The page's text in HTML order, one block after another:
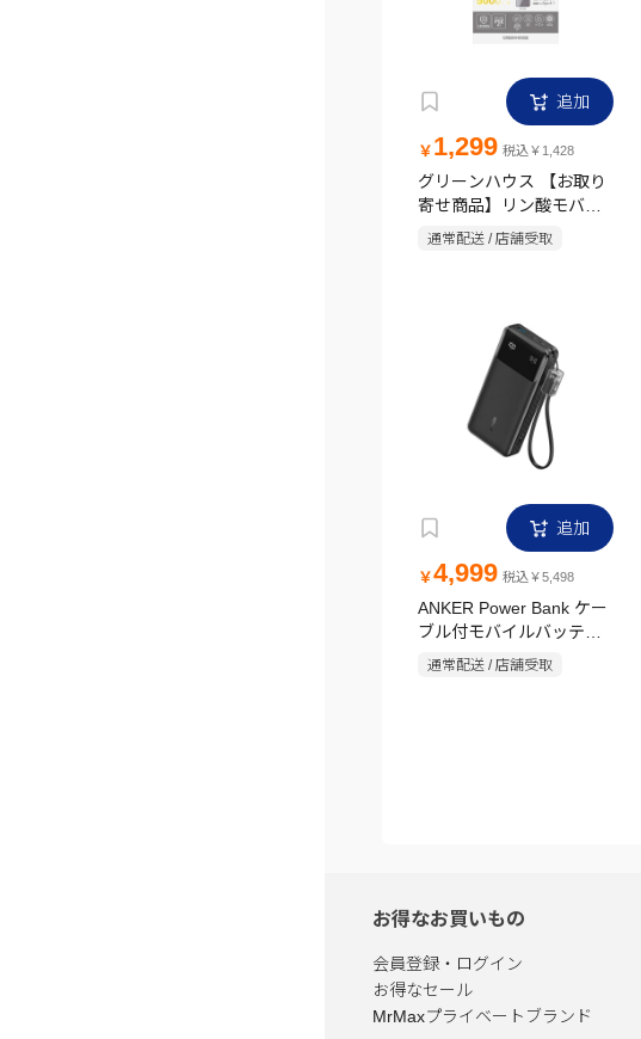
追加
￥ 1,299 税込￥1,428
グリーンハウス 【お取り
寄せ商品】リン酸モバイ
ル充電器 5000mAh GH-
通常配送 / 店舗受取
追加
￥4,999 税込￥5,498
ANKER Power Bank ケー
ブル付モバイルバッテリ
ー A1384N11
通常配送 / 店舗受取
お得なお買いもの
会員登録・ログイン
お得なセール
MrMaxプライベートブランド